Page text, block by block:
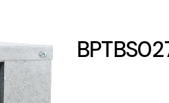
de
y
ventilación